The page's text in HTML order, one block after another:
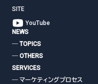
SITE
YouTube
NEWS
― TOPICS
― OTHERS
SERVICES
― マーケティングプロセス